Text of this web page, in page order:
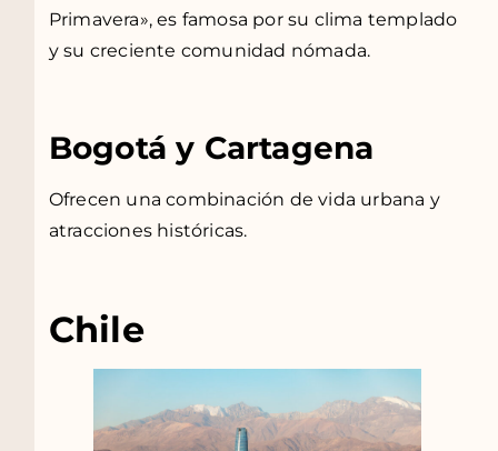
Primavera», es famosa por su clima templado
y su creciente comunidad nómada.
Bogotá y Cartagena
Ofrecen una combinación de vida urbana y
atracciones históricas.
Chile